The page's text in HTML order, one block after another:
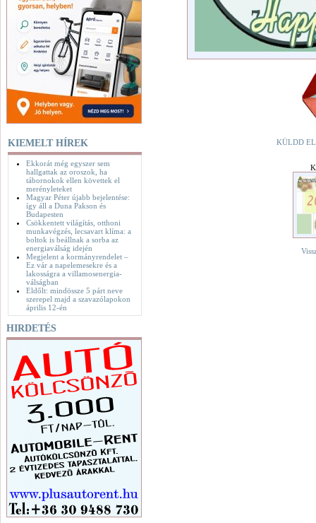
KIEMELT HÍREK
Ekkorát még egyszer sem
hallgattak az oroszok, ha
tábornokok ellen követtek el
merényleteket
Magyar Péter újabb bejelentése:
így áll a Duna Pakson és
Budapesten
Csökkentett világítás, otthoni
munkavégzés, lecsavart klíma: a
boltok is beállnak a sorba az
energiaválság idején
Megjelent a kormányrendelet –
Ez vár a napelemesekre és a
lakosságra a villamosenergia-
válságban
Eldőlt: mindössze 5 párt neve
szerepel majd a szavazólapokon
április 12-én
HIRDETÉS
KÜLDD